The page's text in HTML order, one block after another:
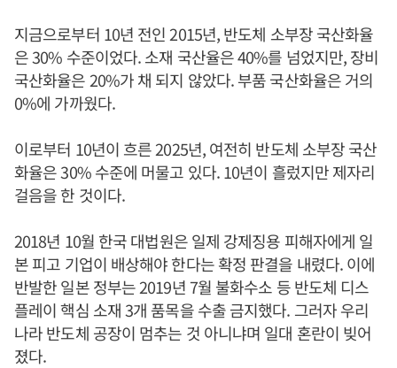
지금으로부터 10년 전인 2015년, 반도체 소부장 국산화율
은 30% 수준이었다. 소재 국산율은 40%를 넘었지만, 장비
국산화율은 20%가 채 되지 않았다. 부품 국산화율은 거의
0%에 가까웠다.
이로부터 10년이 흐른 2025년, 여전히 반도체 소부장 국산
화율은 30% 수준에 머물고 있다. 10년이 흘렀지만 제자리
걸음을 한 것이다.
2018년 10월 한국 대법원은 일제 강제징용 피해자에게 일
본 피고 기업이 배상해야 한다는 확정 판결을 내렸다. 이에
반발한 일본 정부는 2019년 7월 불화수소 등 반도체 디스
플레이 핵심 소재 3개 품목을 수출 금지했다. 그러자 우리
나라 반도체 공장이 멈추는 것 아니냐며 일대 혼란이 빚어
졌다.